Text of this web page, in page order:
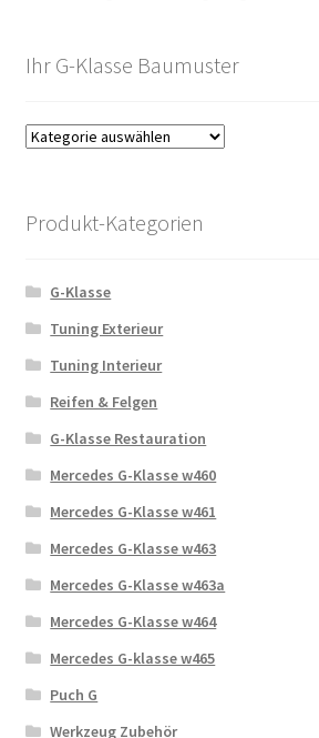
Ihr G-Klasse Baumuster
Produkt-Kategorien
G-Klasse
Tuning Exterieur
Tuning Interieur
Reifen & Felgen
G-Klasse Restauration
Mercedes G-Klasse w460
Mercedes G-Klasse w461
Mercedes G-Klasse w463
Mercedes G-Klasse w463a
Mercedes G-Klasse w464
Mercedes G-klasse w465
Puch G
Werkzeug Zubehör